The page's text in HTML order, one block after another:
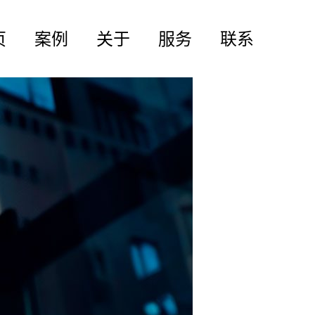
案例 关于 服务 联系